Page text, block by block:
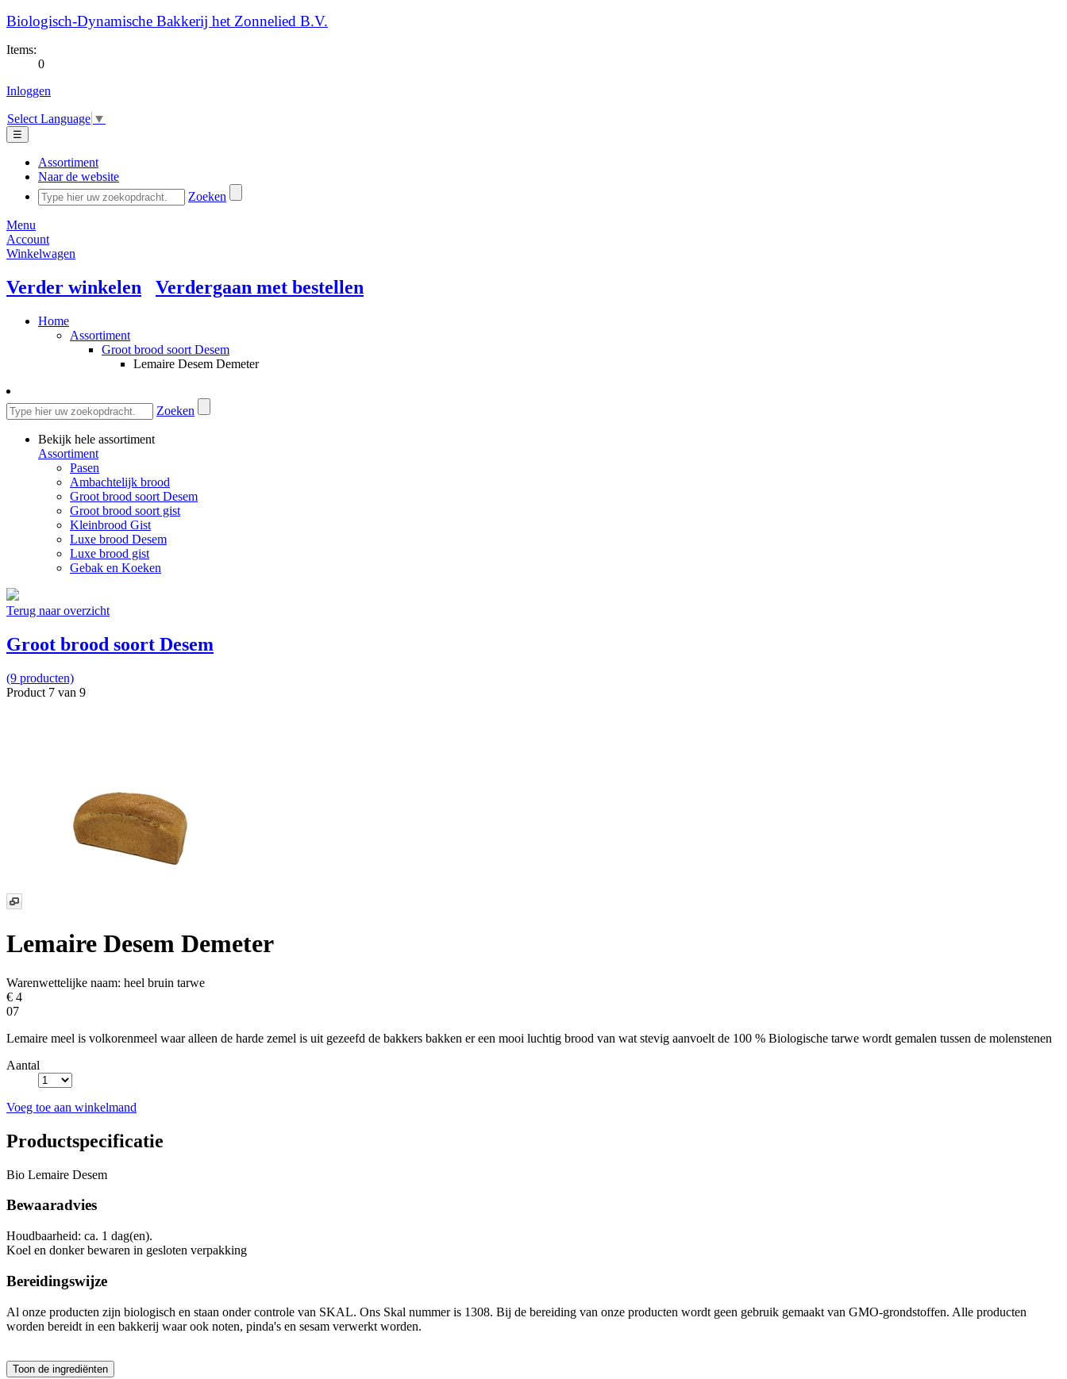
Biologisch-Dynamische Bakkerij het Zonnelied B.V.
Items:
0
Inloggen
Select Language ▼
☰
Assortiment
Naar de website
Zoeken
Menu
Account
Winkelwagen
Verder winkelen Verdergaan met bestellen
Home
Assortiment
Groot brood soort Desem
Lemaire Desem Demeter
Zoeken
Bekijk hele assortiment
Assortiment
Pasen
Ambachtelijk brood
Groot brood soort Desem
Groot brood soort gist
Kleinbrood Gist
Luxe brood Desem
Luxe brood gist
Gebak en Koeken
Terug naar overzicht
Groot brood soort Desem
(9 producten)
Product 7 van 9
Lemaire Desem Demeter
Warenwettelijke naam: heel bruin tarwe
€ 4
07
Lemaire meel is volkorenmeel waar alleen de harde zemel is uit gezeefd de bakkers bakken er een mooi luchtig brood van wat stevig aanvoelt de 100 % Biologische tarwe wordt gemalen tussen de molenstenen
Aantal
Voeg toe aan winkelmand
Productspecificatie
Bio Lemaire Desem
Bewaaradvies
Houdbaarheid: ca. 1 dag(en).
Koel en donker bewaren in gesloten verpakking
Bereidingswijze
Al onze producten zijn biologisch en staan onder controle van SKAL. Ons Skal nummer is 1308. Bij de bereiding van onze producten wordt geen gebruik gemaakt van GMO-grondstoffen. Alle producten
worden bereidt in een bakkerij waar ook noten, pinda's en sesam verwerkt worden.